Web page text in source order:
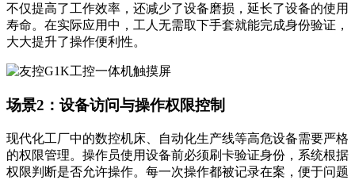
不仅提高了工作效率，还减少了设备磨损，延长了设备的使用
寿命。在实际应用中，工人无需取下手套就能完成身份验证，
大大提升了操作便利性。
场景2：设备访问与操作权限控制
现代化工厂中的数控机床、自动化生产线等高危设备需要严格
的权限管理。操作员使用设备前必须刷卡验证身份，系统根据
权限判断是否允许操作。每一次操作都被记录在案，便于问题